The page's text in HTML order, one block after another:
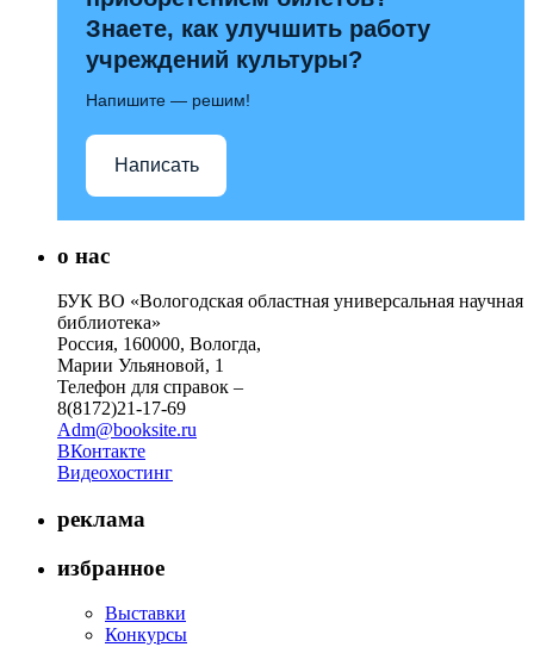
Знаете, как улучшить работу
учреждений культуры?
Напишите — решим!
Написать
о нас
БУК ВО «Вологодская областная универсальная научная
библиотека»
Россия, 160000, Вологда,
Марии Ульяновой, 1
Телефон для справок –
8(8172)21-17-69
Adm@booksite.ru
ВКонтакте
Видеохостинг
реклама
избранное
Выставки
Конкурсы